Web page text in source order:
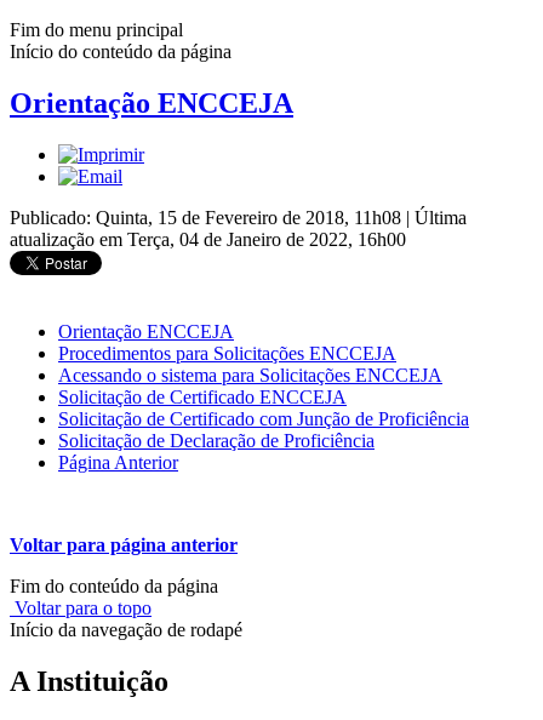
Fim do menu principal
Início do conteúdo da página
Orientação ENCCEJA
Publicado: Quinta, 15 de Fevereiro de 2018, 11h08 | Última
atualização em Terça, 04 de Janeiro de 2022, 16h00
Orientação ENCCEJA
Procedimentos para Solicitações ENCCEJA
Acessando o sistema para Solicitações ENCCEJA
Solicitação de Certificado ENCCEJA
Solicitação de Certificado com Junção de Proficiência
Solicitação de Declaração de Proficiência
Página Anterior
Voltar para página anterior
Fim do conteúdo da página
Voltar para o topo
Início da navegação de rodapé
A Instituição